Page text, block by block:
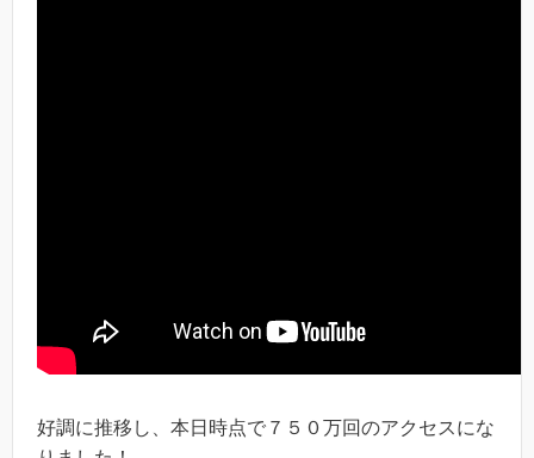
好調に推移し、本日時点で７５０万回のアクセスにな